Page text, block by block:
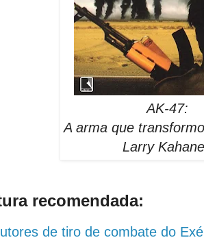
AK-47:
A arma que
Larry
recomendada:
de tiro de combate do